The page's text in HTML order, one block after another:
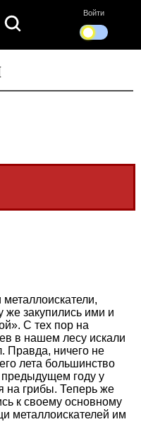
Войти
закупились ими и
С тех пор на
в нашем лесу искали
Правда, ничего не
лета большинство
году у
на грибы. Теперь же
к своему основному
металлоискателей им